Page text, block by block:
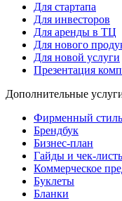
Для стартапа
Для инвесторов
Для аренды в ТЦ
Для нового
Для новой услуги
Презентация
Дополнительные
Фирменный стиль
Брендбук
Бизнес-план
Гайды и чек-
Коммерческое
Буклеты
Бланки